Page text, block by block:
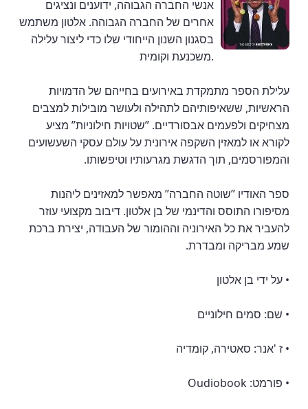
אנשי החברה הגבוהה, ידוענים ונציגים
אחרים של החברה הגבוהה. אלטון משתמש
בסגנון השנון הייחודי שלו כדי ליצור עלילה
משכנעת וקומית.
עלילת הספר מתמקדת באירועים בחייהם של הדמויות
הראשיות, ששאיפותיהם לתהילה ולעושר מובילות למצבים
מצחיקים ולפעמים אבסורדיים. ”שטויות חילוניות” מציע
לקורא או למאזין השקפה אירונית על עולם עסקי השעשועים
והמפורסמים, תוך הדגשת מגרעותיו וטיפשותו.
ספר האודיו ”שוטה החברה” מאפשר למאזינים ליהנות
מסיפורו התוסס והדינמי של בן אלטון. דיבוב מקצועי עוזר
להעביר את כל האירוניה וההומור של העבודה, יצירת ברכת
שמע מבריקה ומבדרת.
• על ידי בן אלטון
• שם: סמים חילוניים
• ז 'אנר: סאטירה, קומדיה
• פורמט: Oudiobook